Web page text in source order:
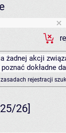
żadnej akcji
dokładne
rejestracji
26]